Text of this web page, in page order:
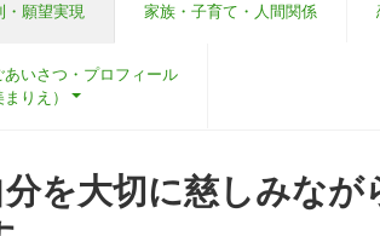
・願望実現 家族・子育て・人間関係
あいさつ・プロフィール
まりえ）
分を大切に慈しみな